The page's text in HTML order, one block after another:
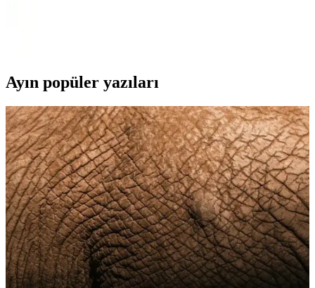
Ayın popüler yazıları